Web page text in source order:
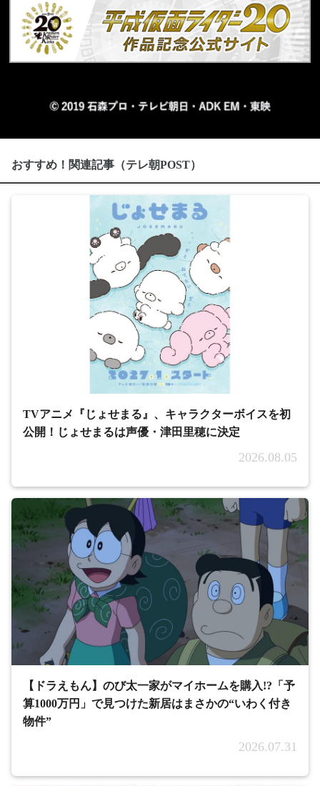
おすすめ！関連記事（テレ朝POST）
TVアニメ『じょせまる』、キャラクターボイスを初
公開！じょせまるは声優・津田里穂に決定
2026.08.05
【ドラえもん】のび太一家がマイホームを購入!?「予
算1000万円」で見つけた新居はまさかの“いわく付き
物件”
2026.07.31